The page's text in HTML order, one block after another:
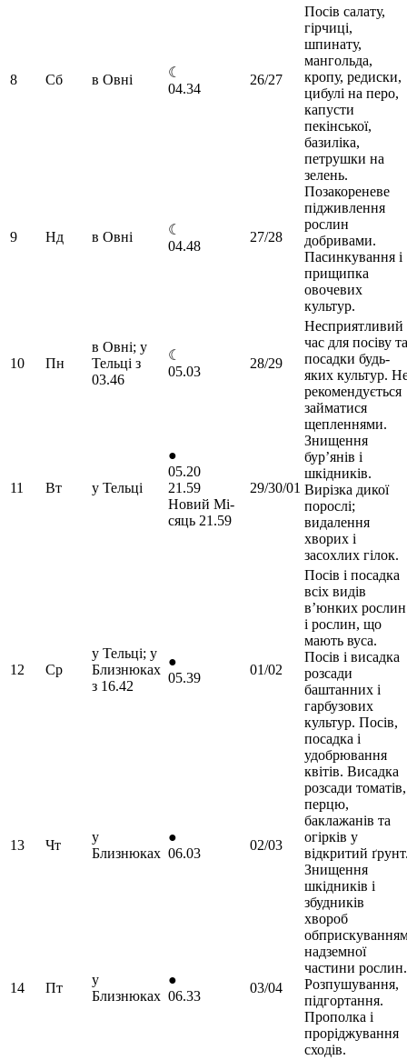
8 Сб в Овні
☾
04.34
26/27
Посів салату,
гірчиці,
шпинату,
мангольда,
кропу, редиски,
цибулі на перо,
капусти
пекінської,
базиліка,
петрушки на
зелень.
Позакореневе
підживлення
рослин
добривами.
Пасинкування і
прищипка
овочевих
культур.
9 Нд в Овні
☾
04.48
27/28
10 Пн
в Овні; у
Тельці з
03.46
☾
05.03
28/29
Несприятливий
час для посіву та
посадки будь-
яких культур.
рекомендується
займатися
щепленнями.
Знищення
бур’янів і
шкідників.
Вирізка дикої
порослі;
видалення
хворих і
засохлих гілок.
11 Вт у Тельці
●
05.20
21.59
Новий Мі-
сяць 21.59
29/30/01
12 Ср
у Тельці; у
Близнюках
з 16.42
●
05.39
01/02
Посів і посадка
всіх видів
в’юнких рослин
і рослин, що
мають вуса.
Посів і висадка
розсади
баштанних і
гарбузових
культур. Посів,
посадка і
удобрювання
квітів. Висадка
розсади томатів,
перцю,
баклажанів та
огірків у
відкритий
Знищення
шкідників і
збудників
хвороб
надземної
частини рослин.
Розпушування,
підгортання.
Прополка і
проріджування
сходів.
13 Чт
у
Близнюках
●
06.03
02/03
14 Пт
у
Близнюках
●
06.33
03/04